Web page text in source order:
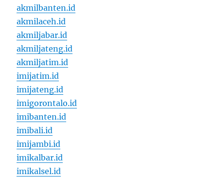
akmilbanten.id
akmilaceh.id
akmiljabar.id
akmiljateng.id
akmiljatim.id
imijatim.id
imijateng.id
imigorontalo.id
imibanten.id
imibali.id
imijambi.id
imikalbar.id
imikalsel.id